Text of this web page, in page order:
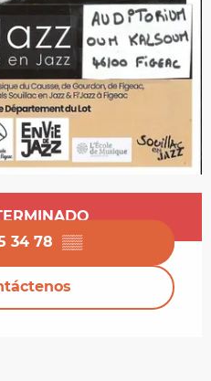
contacto
34 78 ▒▒